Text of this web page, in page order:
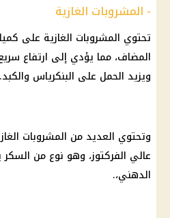
- المشروبات الغازية
تحتوي المشروبات الغازية على
المضاف، مما يؤدي إلى ارتفاع
ويزيد الحمل على البنكرياس والكبد.
وتحتوي العديد من المشروبات
عالي الفركتوز، وهو نوع من السكر
الدهني،.